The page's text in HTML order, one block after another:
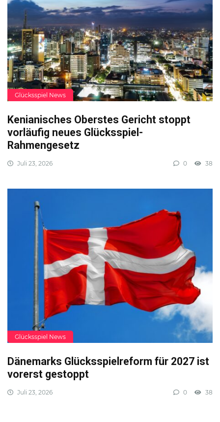
Glücksspiel News
Kenianisches Oberstes Gericht stoppt
vorläufig neues Glücksspiel-
Rahmengesetz
Juli 23, 2026 0 38
Glücksspiel News
Dänemarks Glücksspielreform für 2027 ist
vorerst gestoppt
Juli 23, 2026 0 38